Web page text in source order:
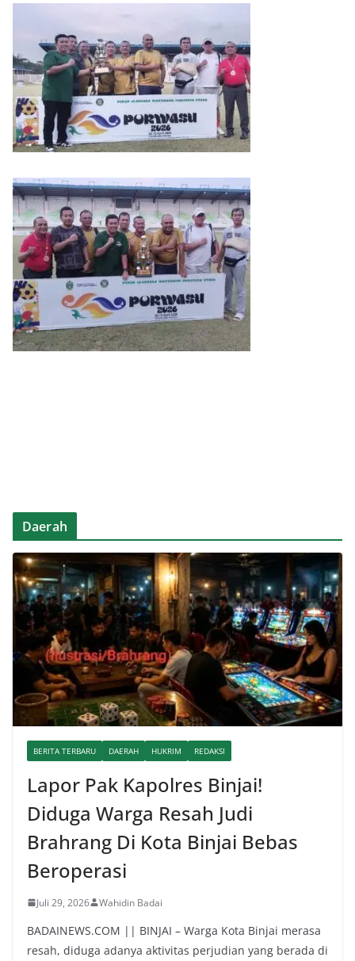
Daerah
BERITA TERBARU DAERAH HUKRIM REDAKSI
Lapor Pak Kapolres Binjai!
Diduga Warga Resah Judi
Brahrang Di Kota Binjai Bebas
Beroperasi
Juli 29, 2026 Wahidin Badai
BADAINEWS.COM || BINJAI – Warga Kota Binjai merasa
resah, diduga adanya aktivitas perjudian yang berada di